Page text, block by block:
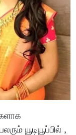
யூடியூப்பில் ,